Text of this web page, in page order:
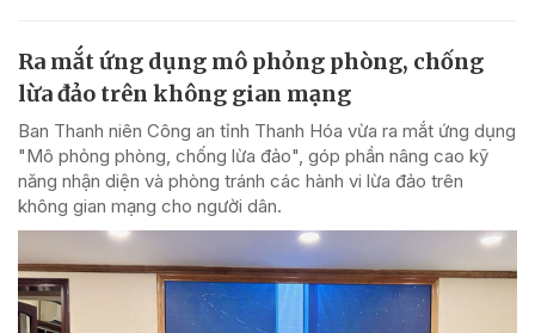
Ra mắt ứng dụng mô phỏng phòng, chống
lừa đảo trên không gian mạng
Ban Thanh niên Công an tỉnh Thanh Hóa vừa ra mắt ứng dụng
"Mô phỏng phòng, chống lừa đảo", góp phần nâng cao kỹ
năng nhận diện và phòng tránh các hành vi lừa đảo trên
không gian mạng cho người dân.